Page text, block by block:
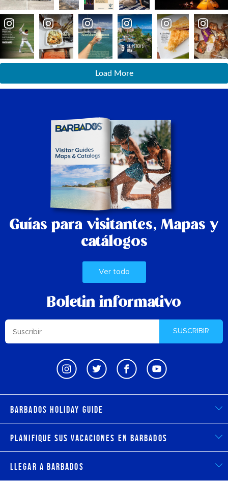
Load More
Guías para visitantes, Mapas y
catálogos
Ver todo
Boletin informativo
SUSCRIBIR
Barbados Holiday Guide
Planifique sus vacaciones en Barbados
Llegar a Barbados